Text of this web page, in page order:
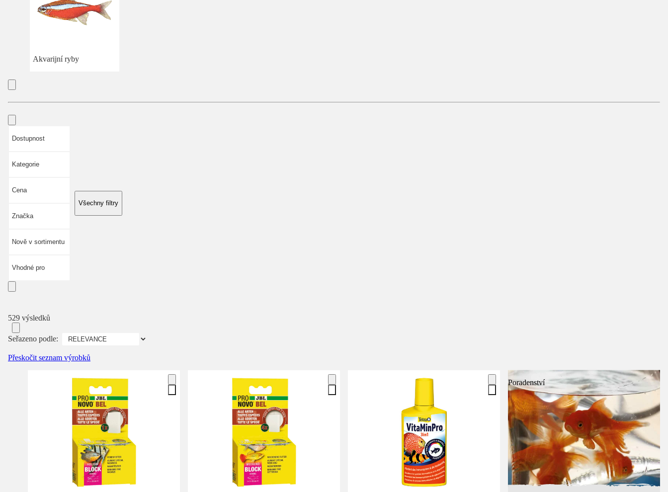
Akvarijní ryby
Dostupnost
Kategorie
Cena
Značka
Nově v sortimentu
Vhodné pro
Všechny filtry
529 výsledků
Seřazeno podle:
Přeskočit seznam výrobků
Poradenství